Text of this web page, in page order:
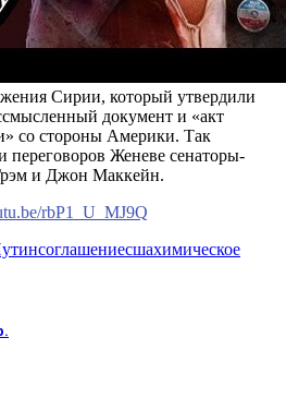
Сирии, который утвердили
документ и «акт
со стороны Америки. Так
переговоров Женеве сенаторы-
и Джон Маккейн.
rbP1_U_MJ9Q
соглашениесшахимическое